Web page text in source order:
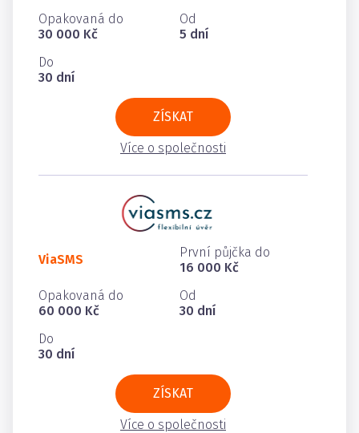
Opakovaná do
30 000 Kč
Od
5 dní
Do
30 dní
ZÍSKAT
Více o společnosti
ViaSMS
První půjčka do
16 000 Kč
Opakovaná do
60 000 Kč
Od
30 dní
Do
30 dní
ZÍSKAT
Více o společnosti